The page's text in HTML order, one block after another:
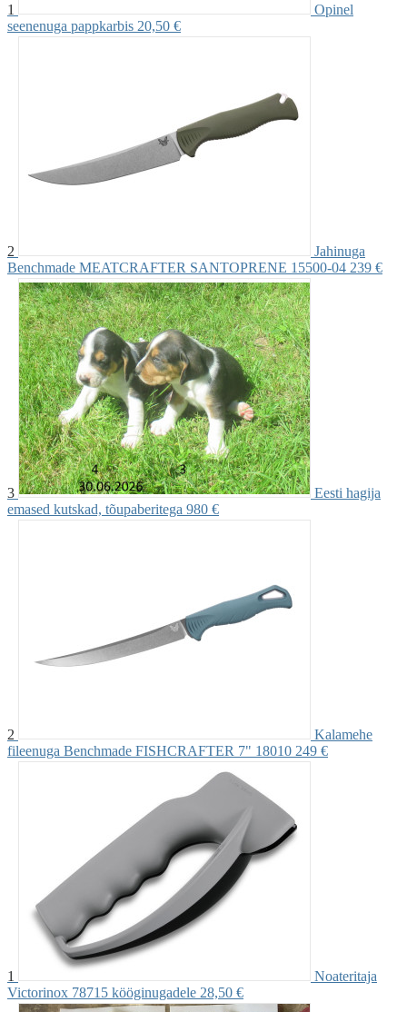
1
Opinel
seenenuga pappkarbis 20,50 €
2
Jahinuga
Benchmade MEATCRAFTER SANTOPRENE 15500-04 239 €
3
Eesti hagija
emased kutskad, tõupaberitega 980 €
2
Kalamehe
fileenuga Benchmade FISHCRAFTER 7" 18010 249 €
1
Noateritaja
Victorinox 78715 kööginugadele 28,50 €